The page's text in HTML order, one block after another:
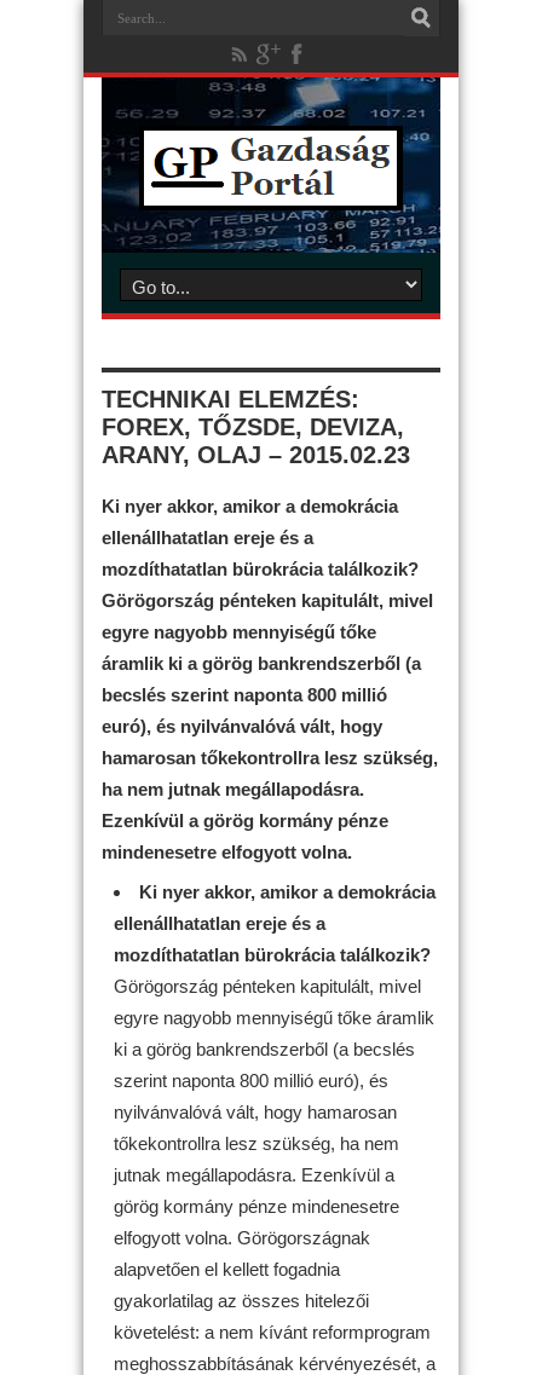
TECHNIKAI ELEMZÉS:
FOREX, TŐZSDE, DEVIZA,
ARANY, OLAJ – 2015.02.23
Ki nyer akkor, amikor a demokrácia
ellenállhatatlan ereje és a
mozdíthatatlan bürokrácia találkozik?
Görögország pénteken kapitulált, mivel
egyre nagyobb mennyiségű tőke
áramlik ki a görög bankrendszerből (a
becslés szerint naponta 800 millió
euró), és nyilvánvalóvá vált, hogy
hamarosan tőkekontrollra lesz szükség,
ha nem jutnak megállapodásra.
Ezenkívül a görög kormány pénze
mindenesetre elfogyott volna.
Ki nyer akkor, amikor a demokrácia
ellenállhatatlan ereje és a
mozdíthatatlan bürokrácia találkozik?
Görögország pénteken kapitulált, mivel
egyre nagyobb mennyiségű tőke áramlik
ki a görög bankrendszerből (a becslés
szerint naponta 800 millió euró), és
nyilvánvalóvá vált, hogy hamarosan
tőkekontrollra lesz szükség, ha nem
jutnak megállapodásra. Ezenkívül a
görög kormány pénze mindenesetre
elfogyott volna. Görögországnak
alapvetően el kellett fogadnia
gyakorlatilag az összes hitelezői
követelést: a nem kívánt reformprogram
meghosszabbításának kérvényezését, a